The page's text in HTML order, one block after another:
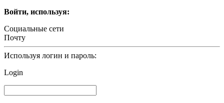
Войти, используя:
Социальные сети
Почту
Используя логин и пароль:
Login